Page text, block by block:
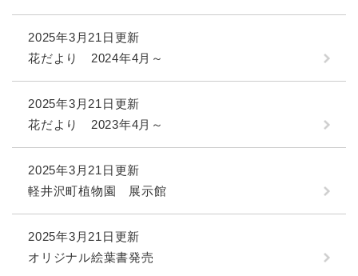
2025年3月21日更新
花だより 2024年4月～
2025年3月21日更新
花だより 2023年4月～
2025年3月21日更新
軽井沢町植物園 展示館
2025年3月21日更新
オリジナル絵葉書発売